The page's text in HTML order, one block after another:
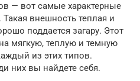
— вот самые характерные
внешность теплая и
поддается загару. Этот
мягкую, теплую и темную
из этих типов.
них вы найдете себя.